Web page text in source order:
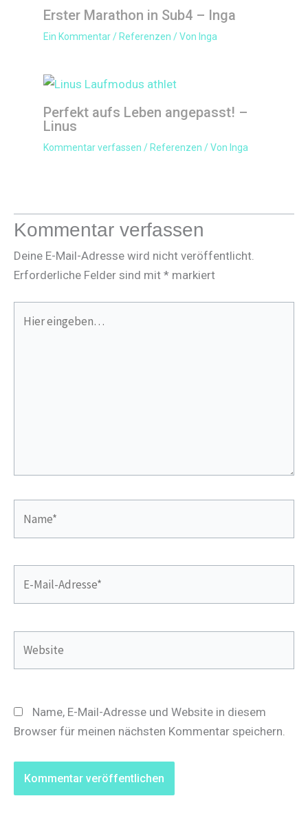
Erster Marathon in Sub4 – Inga
Ein Kommentar / Referenzen / Von Inga
Perfekt aufs Leben angepasst! –
Linus
Kommentar verfassen /Referenzen / Von Inga
Kommentar verfassen
Deine E-Mail-Adresse wird nicht veröffentlicht.
Erforderliche Felder sind mit * markiert
eingeben…
Name, E-Mail-Adresse und Website in diesem
Browser für meinen nächsten Kommentar speichern.